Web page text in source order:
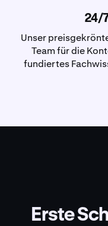
24/
Unser
Team für die
fundiertes
Erste